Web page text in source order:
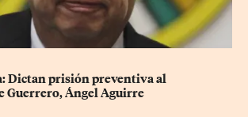
Dictan prisión preventiva al
Guerrero, Ángel Aguirre